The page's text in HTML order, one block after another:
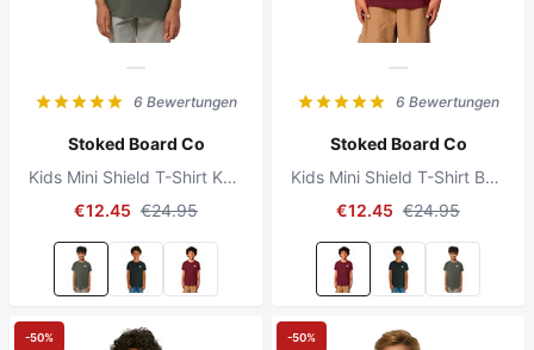
6 Bewertungen
Stoked Board Co
Kids Mini Shield T-Shirt Khaki
€12.45 €24.95
6 Bewertungen
Stoked Board Co
Kids Mini Shield T-Shirt Burgundy
€12.45 €24.95
-50% -50%